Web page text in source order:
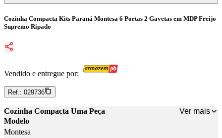
Cozinha Compacta Kits Paraná Montesa 6 Portas 2 Gavetas em MDP Freijo
Supremo Ripado
Vendido e entregue por:
Ref.: 029736
Cozinha Compacta Uma Peça
Ver mais
Modelo
Montesa